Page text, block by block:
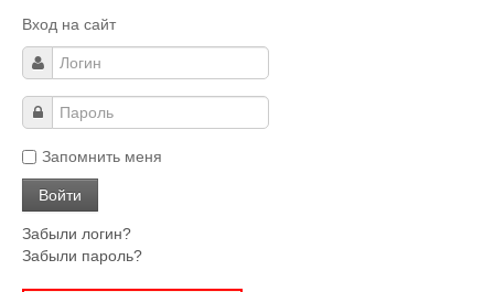
Вход на сайт
Запомнить меня
Забыли логин?
Забыли пароль?